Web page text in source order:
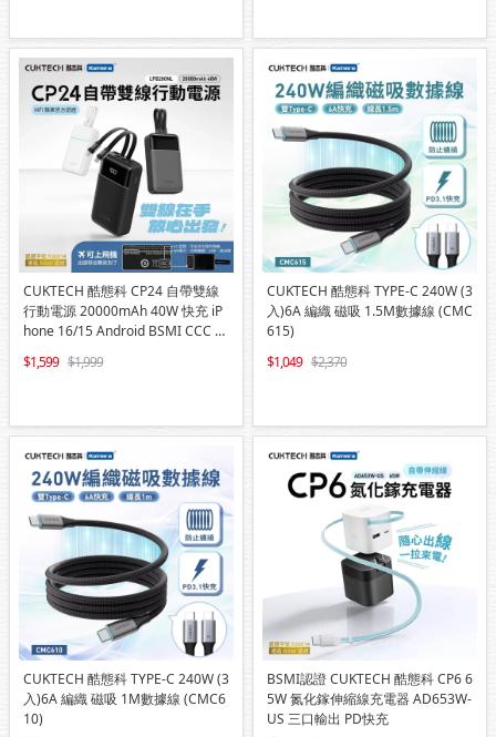
CUKTECH 酷態科 CP24 自帶雙線
行動電源 20000mAh 40W 快充 iP
hone 16/15 Android BSMI CCC 雙
1,599 1,999
CUKTECH 酷態科 TYPE-C 240W (3
入)6A 編織 磁吸 1.5M數據線 (CMC
615)
1,049
2,370
CUKTECH 酷態科 TYPE-C 240W (3
入)6A 編織 磁吸 1M數據線 (CMC6
10)
BSMI認證 CUKTECH 酷態科 CP6 6
5W 氮化鎵伸縮線充電器 AD653W-
US 三口輸出 PD快充